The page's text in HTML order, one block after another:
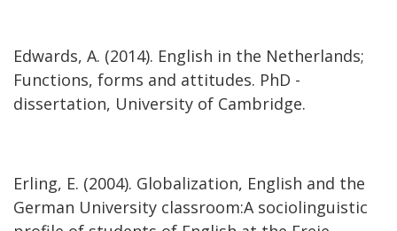
Edwards, A. (2014). English in the Netherlands;
Functions, forms and attitudes. PhD -
dissertation, University of Cambridge.
Erling, E. (2004). Globalization, English and the
German University classroom:A sociolinguistic